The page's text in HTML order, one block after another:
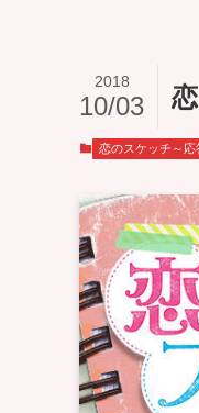
2018
10/03
恋のスケッチ～応